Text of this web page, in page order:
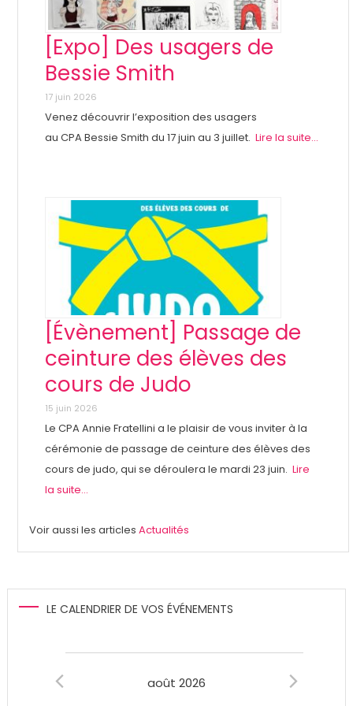
[Expo] Des usagers de
Bessie Smith
17 juin 2026
Venez découvrir l’exposition des usagers
au CPA Bessie Smith du 17 juin au 3 juillet. Lire la suite...
[Évènement] Passage de
ceinture des élèves des
cours de Judo
15 juin 2026
Le CPA Annie Fratellini a le plaisir de vous inviter à la
cérémonie de passage de ceinture des élèves des
cours de judo, qui se déroulera le mardi 23 juin. Lire
la suite...
Voir aussi les articles Actualités
LE CALENDRIER DE VOS ÉVÉNEMENTS
août 2026